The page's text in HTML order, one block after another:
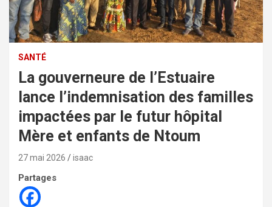
SANTÉ
La gouverneure de l’Estuaire
lance l’indemnisation des familles
impactées par le futur hôpital
Mère et enfants de Ntoum
27 mai 2026 isaac
Partages